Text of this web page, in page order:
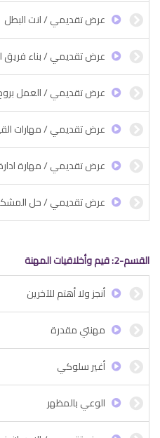
عرض تقديمي / انت البطل
عرض تقديمي / بناء فريق
عرض تقديمي / العمل
عرض تقديمي / مهارات
عرض تقديمي / مهارة
عرض تقديمي / حل
القسم-2: قيم وأخلاقيات المهنة
أنجز ولا أهتم للآخرين
مهنتي مقدرة
أغير سلوكي
الوعي بالمظهر